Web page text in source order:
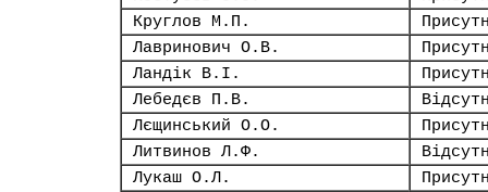
Круглов М.П.
Лавринович О.В.
Ландік В.І.
Лебедєв П.В.
Лєщинський О.О.
Литвинов Л.Ф.
Лукаш О.Л.